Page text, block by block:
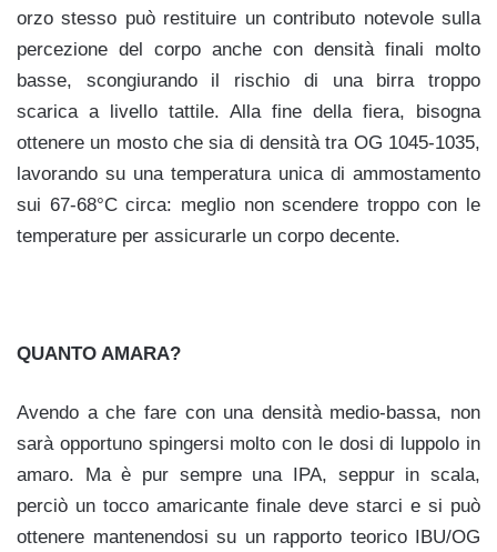
orzo stesso può restituire un contributo notevole sulla
percezione del corpo anche con densità finali molto
basse, scongiurando il rischio di una birra troppo
scarica a livello tattile. Alla fine della fiera, bisogna
ottenere un mosto che sia di densità tra OG 1045-1035,
lavorando su una temperatura unica di ammostamento
sui 67-68°C circa: meglio non scendere troppo con le
temperature per assicurarle un corpo decente.
QUANTO AMARA?
Avendo a che fare con una densità medio-bassa, non
sarà opportuno spingersi molto con le dosi di luppolo in
amaro. Ma è pur sempre una IPA, seppur in scala,
perciò un tocco amaricante finale deve starci e si può
ottenere mantenendosi su un rapporto teorico IBU/OG